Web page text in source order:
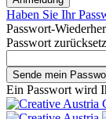
Haben Sie Ihr
Passwort-
Passwort
Ein Passwort wird